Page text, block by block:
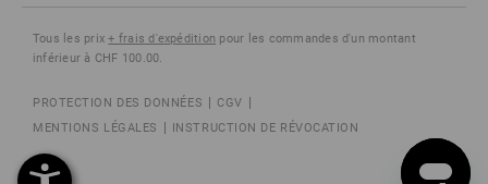
Tous les prix+ frais d'expédition pour les commandes d'un montant
inférieur à CHF 100.00.
PROTECTION DES DONNÉES
CGV
MENTIONS LÉGALES
INSTRUCTION DE RÉVOCATION